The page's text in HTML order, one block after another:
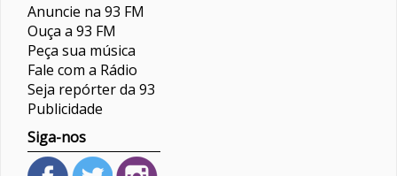
Anuncie na 93 FM
Ouça a 93 FM
Peça sua música
Fale com a Rádio
Seja repórter da 93
Publicidade
Siga-nos